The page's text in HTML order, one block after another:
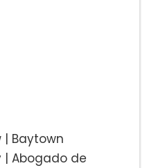
| Baytown
Abogado de